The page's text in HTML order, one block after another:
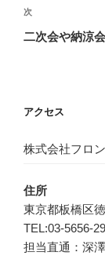
ビ
ゲ
ン
稿
次
の
次
二次会や納涼
アクセス
株式会社フロ
住所
東京都板橋区
TEL:03-5656-
担当直通：深